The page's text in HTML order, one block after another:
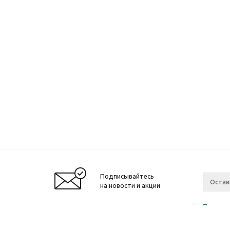
Подписывайтесь
на новости и акции